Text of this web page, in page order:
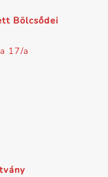
Bölcsődei
17/a